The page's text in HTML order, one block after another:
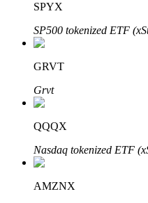
Leer staken
Meer informatie over het
Bitrue
SPYX
SP500 tokenized ETF
GRVT
Grvt
QQQX
Nasdaq tokenized ETF
AMZNX